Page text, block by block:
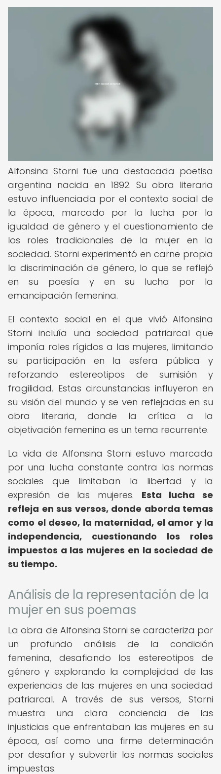
Alfonsina Storni fue una destacada poetisa
argentina nacida en 1892. Su obra literaria
estuvo influenciada por el contexto social de
la época, marcado por la lucha por la
igualdad de género y el cuestionamiento de
los roles tradicionales de la mujer en la
sociedad. Storni experimentó en carne propia
la discriminación de género, lo que se reflejó
en su poesía y en su lucha por la
emancipación femenina.
El contexto social en el que vivió Alfonsina
Storni incluía una sociedad patriarcal que
imponía roles rígidos a las mujeres, limitando
su participación en la esfera pública y
reforzando estereotipos de sumisión y
fragilidad. Estas circunstancias influyeron en
su visión del mundo y se ven reflejadas en su
obra literaria, donde la crítica a la
objetivación femenina es un tema recurrente.
La vida de Alfonsina Storni estuvo marcada
por una lucha constante contra las normas
sociales que limitaban la libertad y la
expresión de las mujeres. Esta lucha se
refleja en sus versos, donde aborda temas
como el deseo, la maternidad, el amor y la
independencia, cuestionando los roles
impuestos a las mujeres en la sociedad de
su tiempo.
Análisis de la representación de la
mujer en sus poemas
La obra de Alfonsina Storni se caracteriza por
un profundo análisis de la condición
femenina, desafiando los estereotipos de
género y explorando la complejidad de las
experiencias de las mujeres en una sociedad
patriarcal. A través de sus versos, Storni
muestra una clara conciencia de las
injusticias que enfrentaban las mujeres en su
época, así como una firme determinación
por desafiar y subvertir las normas sociales
impuestas.